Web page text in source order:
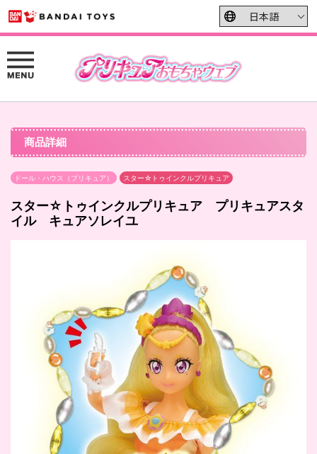
商品詳細
ドール・ハウス（プリキュア） スター☆トゥインクルプリキュア
スター☆トゥインクルプリキュア プリキュアスタ
イル キュアソレイユ